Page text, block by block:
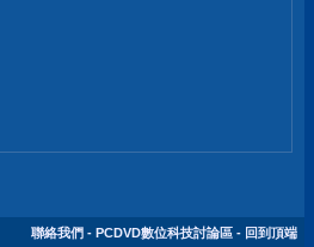
聯絡我們 - PCDVD數位科技討論區 - 回到頂端